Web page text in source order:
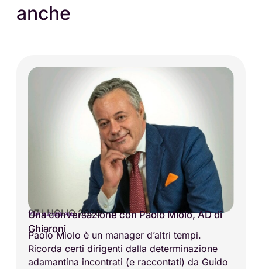
anche
27 LUGLIO 2026
VITA AZIENDALE
Una conversazione con Paolo Miolo, AD di
Ghiaroni
Paolo Miolo è un manager d’altri tempi.
Ricorda certi dirigenti dalla determinazione
adamantina incontrati (e raccontati) da Guido